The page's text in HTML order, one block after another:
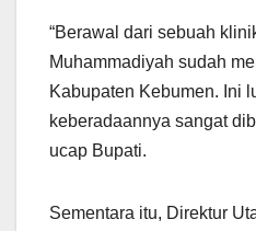
“Berawal dari sebuah
Muhammadiyah sudah
Kabupaten Kebumen. Ini
keberadaannya sangat
ucap Bupati.
Sementara itu, Direktur